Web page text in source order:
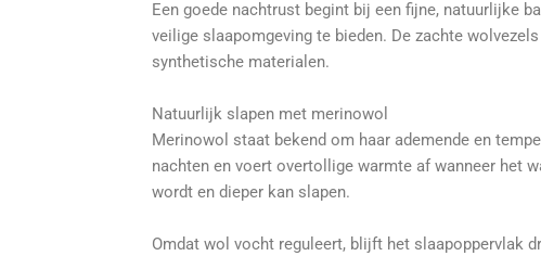
Een goede nachtrust begint bij een fijne, natuurlijke
veilige slaapomgeving te bieden. De zachte
synthetische materialen.
Natuurlijk slapen met merinowol
Merinowol staat bekend om haar ademende en
nachten en voert overtollige warmte af wanneer het
wordt en dieper kan slapen.
Omdat wol vocht reguleert, blijft het slaapoppervlak